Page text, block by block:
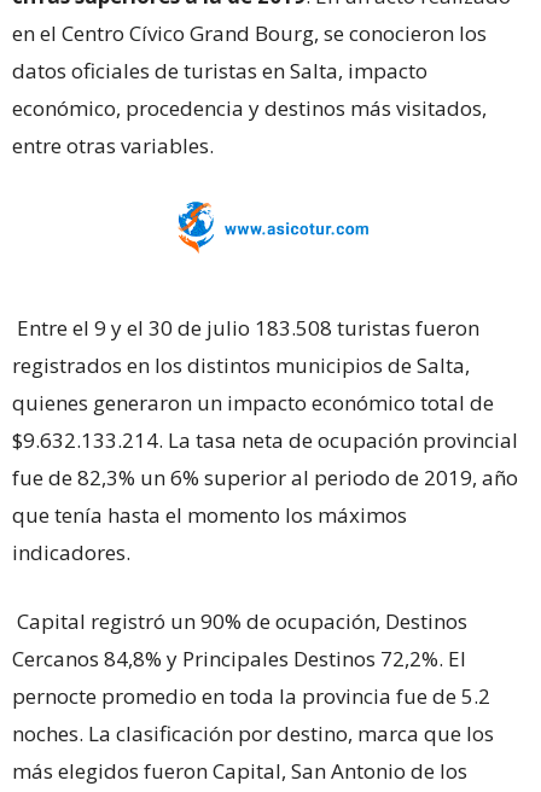
en el Centro Cívico Grand Bourg, se conocieron los
datos oficiales de turistas en Salta, impacto
económico, procedencia y destinos más visitados,
entre otras variables.
Entre el 9 y el 30 de julio 183.508 turistas fueron
registrados en los distintos municipios de Salta,
quienes generaron un impacto económico total de
$9.632.133.214. La tasa neta de ocupación provincial
fue de 82,3% un 6% superior al periodo de 2019, año
que tenía hasta el momento los máximos
indicadores.
Capital registró un 90% de ocupación, Destinos
Cercanos 84,8% y Principales Destinos 72,2%. El
pernocte promedio en toda la provincia fue de 5.2
noches. La clasificación por destino, marca que los
más elegidos fueron Capital, San Antonio de los